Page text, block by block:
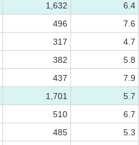
1,632 6.4
496 7.6
317 4.7
382 5.8
437 7.9
1,701 5.7
510 6.7
485 5.3